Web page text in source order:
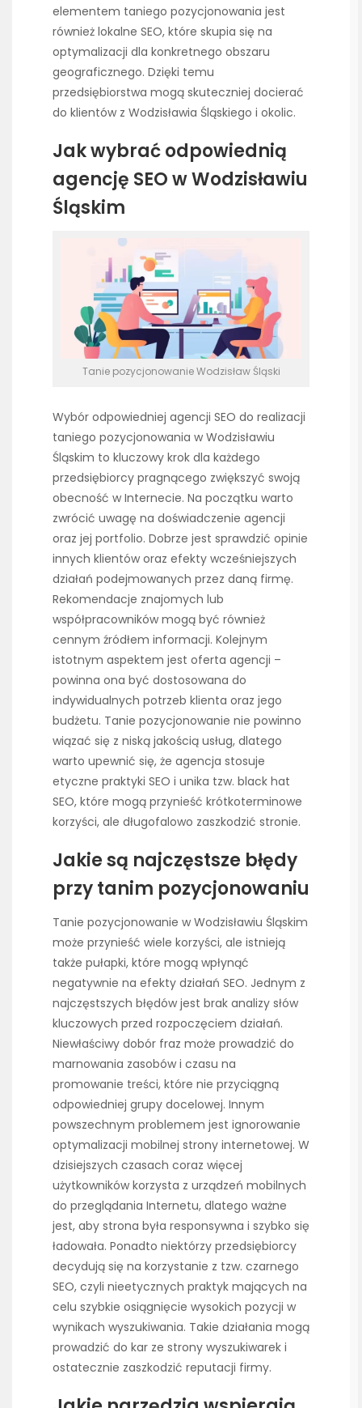
elementem taniego pozycjonowania jest
również lokalne SEO, które skupia się na
optymalizacji dla konkretnego obszaru
geograficznego. Dzięki temu
przedsiębiorstwa mogą skuteczniej docierać
do klientów z Wodzisławia Śląskiego i okolic.
Jak wybrać odpowiednią
agencję SEO w Wodzisławiu
Śląskim
Tanie pozycjonowanie Wodzisław Śląski
Wybór odpowiedniej agencji SEO do realizacji
taniego pozycjonowania w Wodzisławiu
Śląskim to kluczowy krok dla każdego
przedsiębiorcy pragnącego zwiększyć swoją
obecność w Internecie. Na początku warto
zwrócić uwagę na doświadczenie agencji
oraz jej portfolio. Dobrze jest sprawdzić opinie
innych klientów oraz efekty wcześniejszych
działań podejmowanych przez daną firmę.
Rekomendacje znajomych lub
współpracowników mogą być również
cennym źródłem informacji. Kolejnym
istotnym aspektem jest oferta agencji –
powinna ona być dostosowana do
indywidualnych potrzeb klienta oraz jego
budżetu. Tanie pozycjonowanie nie powinno
wiązać się z niską jakością usług, dlatego
warto upewnić się, że agencja stosuje
etyczne praktyki SEO i unika tzw. black hat
SEO, które mogą przynieść krótkoterminowe
korzyści, ale długofalowo zaszkodzić stronie.
Jakie są najczęstsze błędy
przy tanim pozycjonowaniu
Tanie pozycjonowanie w Wodzisławiu Śląskim
może przynieść wiele korzyści, ale istnieją
także pułapki, które mogą wpłynąć
negatywnie na efekty działań SEO. Jednym z
najczęstszych błędów jest brak analizy słów
kluczowych przed rozpoczęciem działań.
Niewłaściwy dobór fraz może prowadzić do
marnowania zasobów i czasu na
promowanie treści, które nie przyciągną
odpowiedniej grupy docelowej. Innym
powszechnym problemem jest ignorowanie
optymalizacji mobilnej strony internetowej. W
dzisiejszych czasach coraz więcej
użytkowników korzysta z urządzeń mobilnych
do przeglądania Internetu, dlatego ważne
jest, aby strona była responsywna i szybko się
ładowała. Ponadto niektórzy przedsiębiorcy
decydują się na korzystanie z tzw. czarnego
SEO, czyli nieetycznych praktyk mających na
celu szybkie osiągnięcie wysokich pozycji w
wynikach wyszukiwania. Takie działania mogą
prowadzić do kar ze strony wyszukiwarek i
ostatecznie zaszkodzić reputacji firmy.